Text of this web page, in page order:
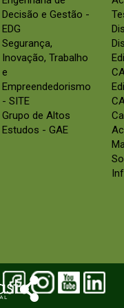
Decisão e Gestão -
EDG
Segurança,
Inovação, Trabalho
e
Empreendedorismo
- SITE
Grupo de Altos
Estudos - GAE